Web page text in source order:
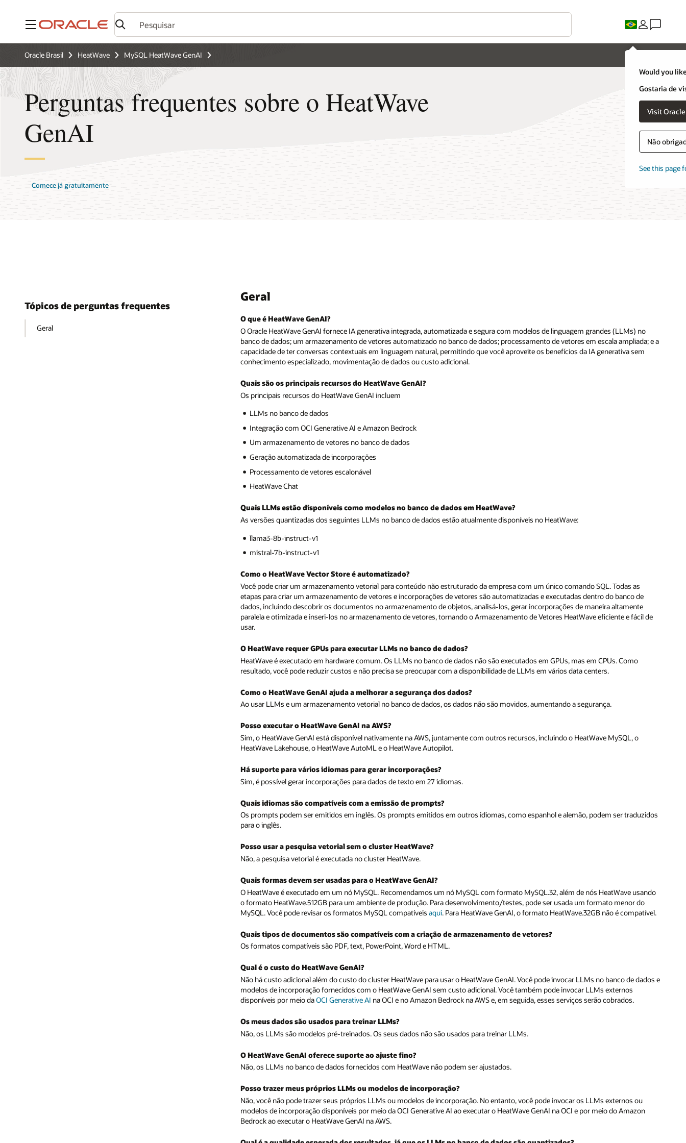
Menu
Would you
Gostaria de
Visit
Não
See this page
Oracle Brasil HeatWave MySQL HeatWave GenAI
Perguntas frequentes sobre o HeatWave
GenAI
Comece já gratuitamente
Tópicos de perguntas frequentes
Geral
Geral
O que é HeatWave GenAI?
O Oracle HeatWave GenAI fornece IA generativa integrada, automatizada e segura com modelos de linguagem grandes (LLMs) no
banco de dados; um armazenamento de vetores automatizado no banco de dados; processamento de vetores em escala ampliada; e a
capacidade de ter conversas contextuais em linguagem natural, permitindo que você aproveite os benefícios da IA generativa sem
conhecimento especializado, movimentação de dados ou custo adicional.
Quais são os principais recursos do HeatWave GenAI?
Os principais recursos do HeatWave GenAI incluem
LLMs no banco de dados
Integração com OCI Generative AI e Amazon Bedrock
Um armazenamento de vetores no banco de dados
Geração automatizada de incorporações
Processamento de vetores escalonável
HeatWave Chat
Quais LLMs estão disponíveis como modelos no banco de dados em HeatWave?
As versões quantizadas dos seguintes LLMs no banco de dados estão atualmente disponíveis no HeatWave:
llama3-8b-instruct-v1
mistral-7b-instruct-v1
Como o HeatWave Vector Store é automatizado?
Você pode criar um armazenamento vetorial para conteúdo não estruturado da empresa com um único comando SQL. Todas as
etapas para criar um armazenamento de vetores e incorporações de vetores são automatizadas e executadas dentro do banco de
dados, incluindo descobrir os documentos no armazenamento de objetos, analisá-los, gerar incorporações de maneira altamente
paralela e otimizada e inseri-los no armazenamento de vetores, tornando o Armazenamento de Vetores HeatWave eficiente e fácil de
usar.
O HeatWave requer GPUs para executar LLMs no banco de dados?
HeatWave é executado em hardware comum. Os LLMs no banco de dados não são executados em GPUs, mas em CPUs. Como
resultado, você pode reduzir custos e não precisa se preocupar com a disponibilidade de LLMs em vários data centers.
Como o HeatWave GenAI ajuda a melhorar a segurança dos dados?
Ao usar LLMs e um armazenamento vetorial no banco de dados, os dados não são movidos, aumentando a segurança.
Posso executar o HeatWave GenAI na AWS?
Sim, o HeatWave GenAI está disponível nativamente na AWS, juntamente com outros recursos, incluindo o HeatWave MySQL, o
HeatWave Lakehouse, o HeatWave AutoML e o HeatWave Autopilot.
Há suporte para vários idiomas para gerar incorporações?
Sim, é possível gerar incorporações para dados de texto em 27 idiomas.
Quais idiomas são compatíveis com a emissão de prompts?
Os prompts podem ser emitidos em inglês. Os prompts emitidos em outros idiomas, como espanhol e alemão, podem ser traduzidos
para o inglês.
Posso usar a pesquisa vetorial sem o cluster HeatWave?
Não, a pesquisa vetorial é executada no cluster HeatWave.
Quais formas devem ser usadas para o HeatWave GenAI?
O HeatWave é executado em um nó MySQL. Recomendamos um nó MySQL com formato MySQL.32, além de nós HeatWave usando
o formato HeatWave.512GB para um ambiente de produção. Para desenvolvimento/testes, pode ser usada um formato menor do
MySQL. Você pode revisar os formatos MySQL compatíveisaqui. Para HeatWave GenAI, o formato HeatWave.32GB não é compatível.
Quais tipos de documentos são compatíveis com a criação de armazenamento de vetores?
Os formatos compatíveis são PDF, text, PowerPoint, Word e HTML.
Qual é o custo do HeatWave GenAI?
Não há custo adicional além do custo do cluster HeatWave para usar o HeatWave GenAI. Você pode invocar LLMs no banco de dados e
modelos de incorporação fornecidos com o HeatWave GenAI sem custo adicional. Você também pode invocar LLMs externos
disponíveis por meio daOCI Generative AI na OCI e no Amazon Bedrock na AWS e, em seguida, esses serviços serão cobrados.
Os meus dados são usados para treinar LLMs?
Não, os LLMs são modelos pré-treinados. Os seus dados não são usados para treinar LLMs.
O HeatWave GenAI oferece suporte ao ajuste fino?
Não, os LLMs no banco de dados fornecidos com HeatWave não podem ser ajustados.
Posso trazer meus próprios LLMs ou modelos de incorporação?
Não, você não pode trazer seus próprios LLMs ou modelos de incorporação. No entanto, você pode invocar os LLMs externos ou
modelos de incorporação disponíveis por meio da OCI Generative AI ao executar o HeatWave GenAI na OCI e por meio do Amazon
Bedrock ao executar o HeatWave GenAI na AWS.